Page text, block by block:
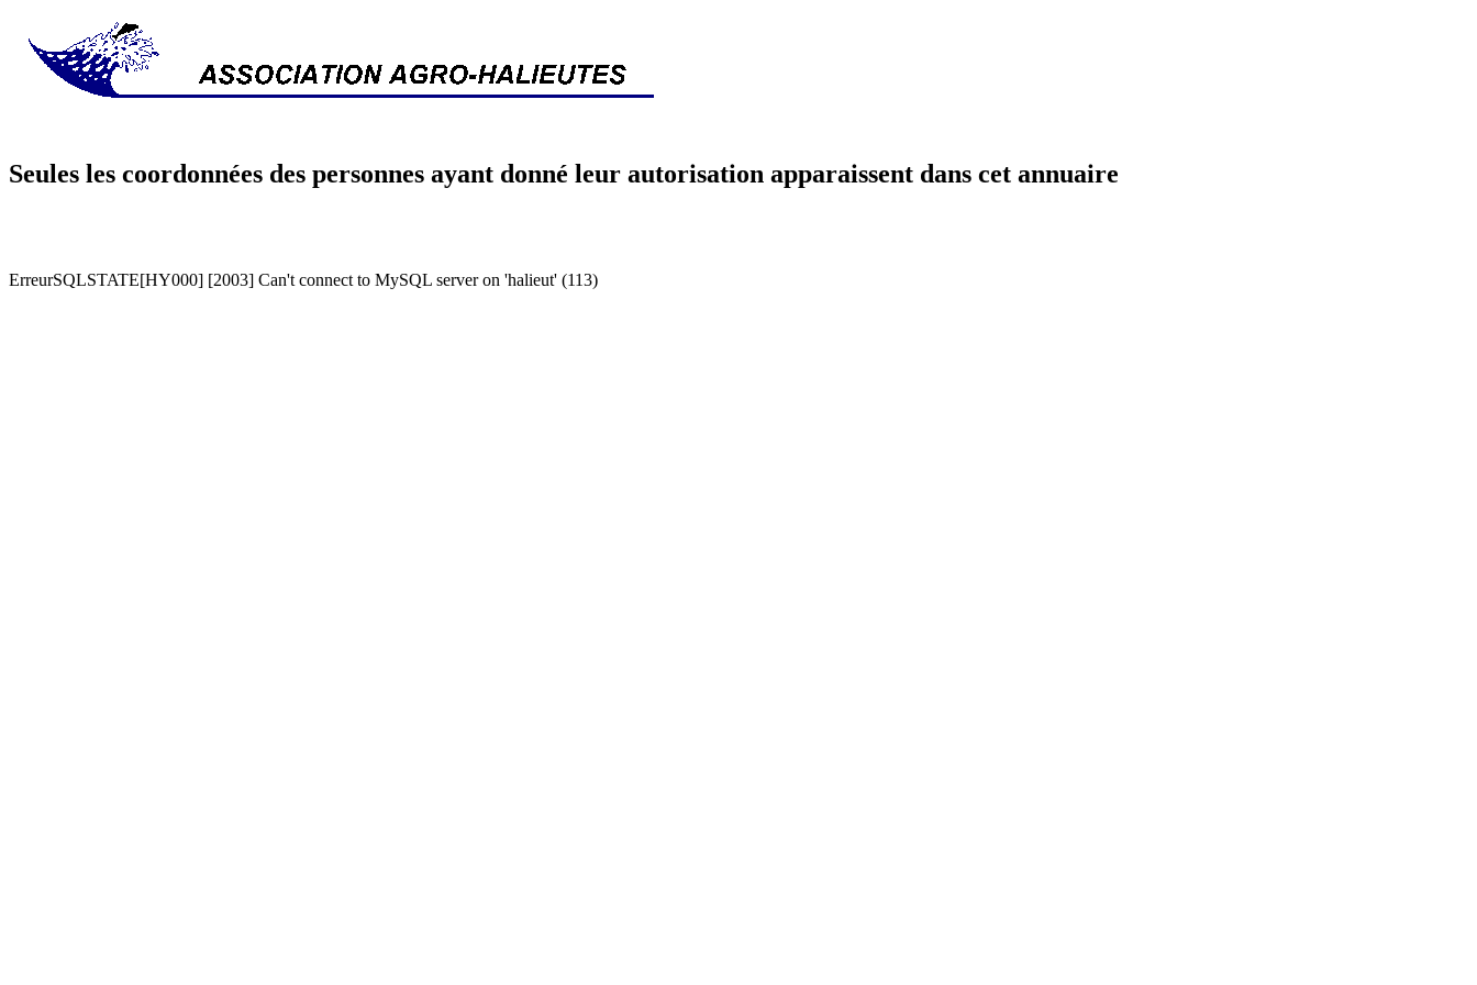
Seules les coordonnées des personnes ayant donné leur autorisation apparaissent dans cet annuaire
ErreurSQLSTATE[HY000] [2003] Can't connect to MySQL server on 'halieut' (113)